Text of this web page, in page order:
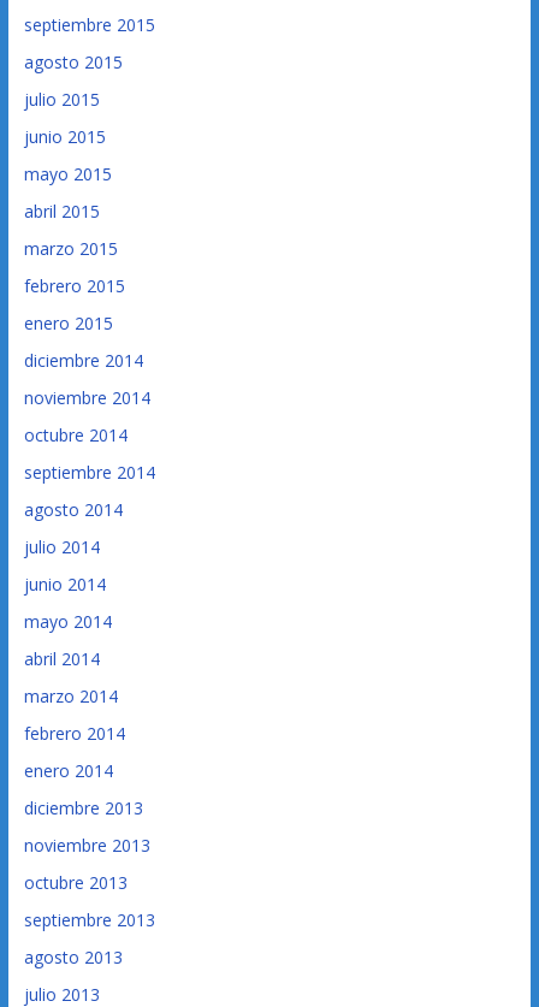
septiembre 2015
agosto 2015
julio 2015
junio 2015
mayo 2015
abril 2015
marzo 2015
febrero 2015
enero 2015
diciembre 2014
noviembre 2014
octubre 2014
septiembre 2014
agosto 2014
julio 2014
junio 2014
mayo 2014
abril 2014
marzo 2014
febrero 2014
enero 2014
diciembre 2013
noviembre 2013
octubre 2013
septiembre 2013
agosto 2013
julio 2013